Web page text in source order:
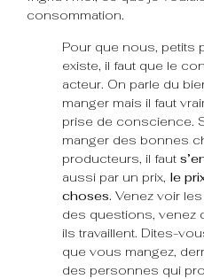
consommation.
Pour que nous, petits
existe, il faut que le
acteur. On parle du
manger mais il faut
prise de conscience.
manger des bonnes
producteurs, il faut
aussi par un prix, le
choses. Venez voir
des questions, venez
ils travaillent. Dites-
que vous mangez,
des personnes qui